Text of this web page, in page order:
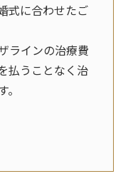
式に合わせたご
ラインの治療費
払うことなく治